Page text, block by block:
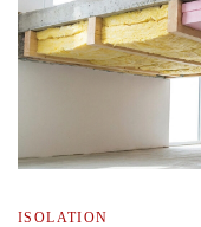
ISOLATION